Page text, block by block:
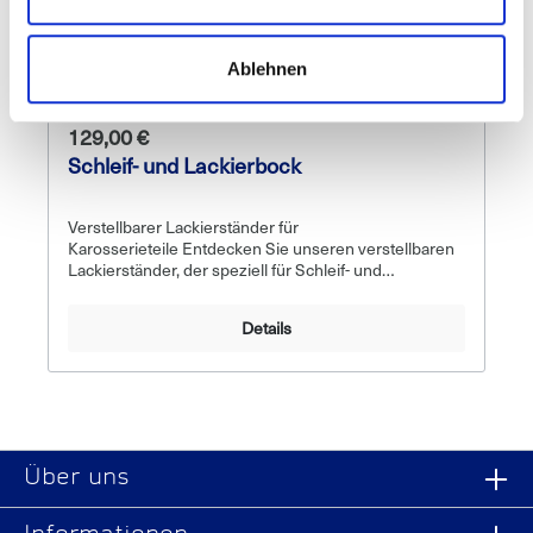
Ablehnen
129,00 €
Schleif- und Lackierbock
Verstellbarer Lackierständer für
Karosserieteile Entdecken Sie unseren verstellbaren
Lackierständer, der speziell für Schleif- und
Motorhauben und Spoiler geeignet und bietet Ihnen
benötigen. Eigenschaften des Lackierständers: • Mit
erheblich. • Die gummierten Auflageflächen sorgen
dafür, dass Ihre Werkstücke sicher und schonend
fixiert sind. Die weiche Gummierung verhindert
Details
Über uns